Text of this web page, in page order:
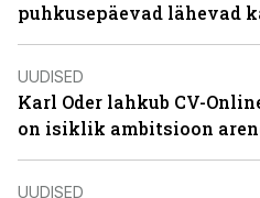
puhkusepäevad lähevad
UUDISED
Karl Oder lahkub CV-
on isiklik ambitsioon
UUDISED